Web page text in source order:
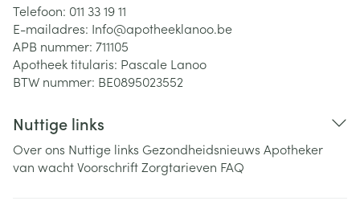
Telefoon: 011 33 19 11
E-mailadres: Info@apotheeklanoo.be
APB nummer: 711105
Apotheek titularis: Pascale Lanoo
BTW nummer: BE0895023552
Nuttige links
Over ons Nuttige links Gezondheidsnieuws Apotheker
van wachtVoorschriftZorgtarieven FAQ